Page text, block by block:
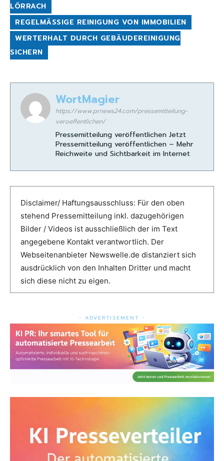
LÖRRACH
REGELMÄSSIGE REINIGUNG VON IMMOBILIEN
WERTERHALT DURCH GEBÄUDEREINIGUNG
SICHERN
WortMagier
https://www.prnews24.com/pressemitteilung-
veroeffentlichen/
Pressemitteilung veröffentlichen Jetzt
Pressemitteilung veröffentlichen – Mehr
Reichweite und Sichtbarkeit im Internet
Disclaimer/ Haftungsausschluss: Für den oben
stehend Pressemitteilung inkl. dazugehörigen
Bilder / Videos ist ausschließlich der im Text
angegebene Kontakt verantwortlich. Der
Webseitenanbieter Newswelle.de distanziert sich
ausdrücklich von den Inhalten Dritter und macht
sich diese nicht zu eigen.
- ADVERTISEMENT -